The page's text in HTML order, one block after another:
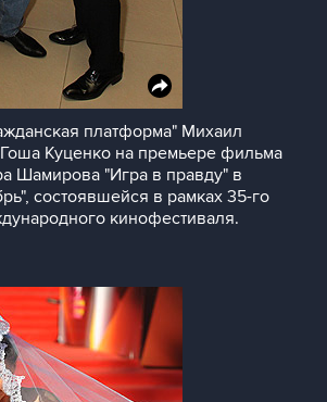
платформа" Михаил
Куценко на премьере фильма
Шамирова "Игра в правду" в
состоявшейся в рамках 35-го
кинофестиваля.